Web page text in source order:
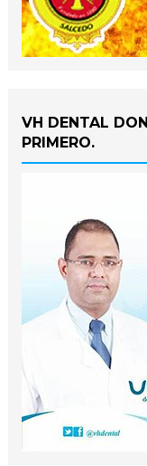
VH DENTAL
PRIMERO.